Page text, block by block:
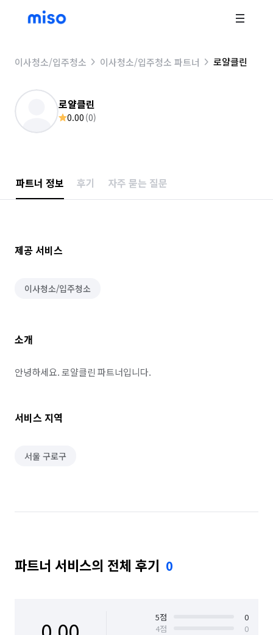
이사청소/입주청소 이사청소/입주청소 파트너 로얄클린
로얄클린
0.00 (0)
파트너 정보 후기 자주 묻는 질문
제공 서비스
이사청소/입주청소
소개
안녕하세요. 로얄클린 파트너입니다.
서비스 지역
서울 구로구
파트너 서비스의 전체 후기 0
5점
0
4점
0